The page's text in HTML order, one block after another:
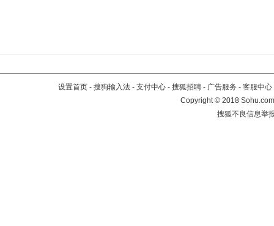
设置首页 - 搜狗输入法 - 支付中心 - 搜狐招聘 - 广告服务 - 客服中心
Copyright©2018
搜狐不良信息举